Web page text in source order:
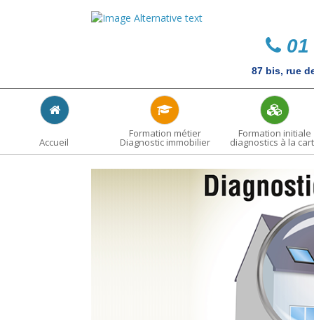
01
87 bis, rue
Accueil
Formation métier
Diagnostic immobilier
Formation initiale
diagnostics à la